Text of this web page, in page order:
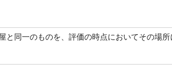
と同一のものを、評価の時点においてその場所